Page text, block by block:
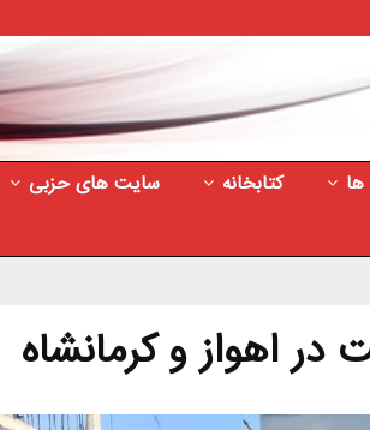
ها کتابخانه سایت های حزبی
اهواز و کرمانشاه